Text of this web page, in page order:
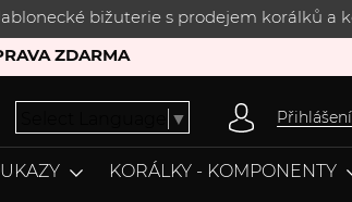
bižuterie s prodejem korálků a
ZDARMA
▼ Přihlášení
KORÁLKY - KOMPONENTY